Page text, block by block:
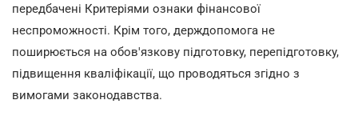
передбачені Критеріями ознаки фінансової
неспроможності. Крім того, держдопомога не
поширюється на обов'язкову підготовку, перепідготовку,
підвищення кваліфікації, що проводяться згідно з
вимогами законодавства.